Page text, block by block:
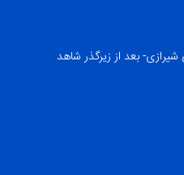
شیرازی- بعد از زیرگذر شاهد